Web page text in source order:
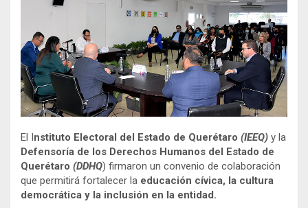
El Instituto Electoral del Estado de Querétaro (IEEQ) y la
Defensoría de los Derechos Humanos del Estado de
Querétaro (DDHQ) firmaron un convenio de colaboración
que permitirá fortalecer la educación cívica, la cultura
democrática y la inclusión en la entidad.